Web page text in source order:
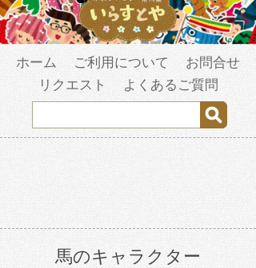
ホーム ご利用について
お問合せ
リクエスト
よくあるご質問
馬のキャラクター